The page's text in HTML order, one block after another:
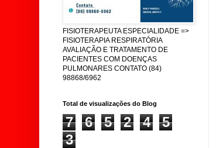
FISIOTERAPEUTA ESPECIALIDADE =>
FISIOTERAPIA RESPIRATÓRIA
AVALIAÇÃO E TRATAMENTO DE
PACIENTES COM DOENÇAS
PULMONARES CONTATO (84)
98868/6962
Total de visualizações do Blog
7 6 5 2 4
5
3